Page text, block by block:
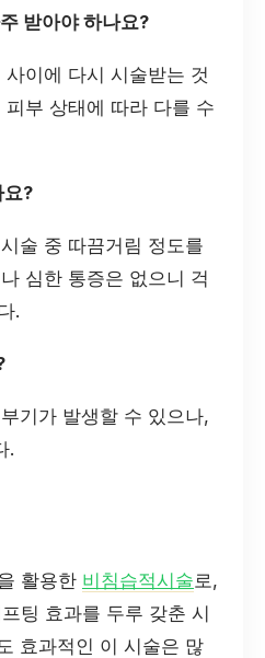
받아야 하나요?
이에 다시 시술받는 것
부 상태에 따라 다를 수
요?
술 중 따끔거림 정도를
심한 통증은 없으니 걱
.
기가 발생할 수 있으나,
.
활용한 비침습적시술 로,
팅 효과를 두루 갖춘 시
효과적인 이 시술은 많